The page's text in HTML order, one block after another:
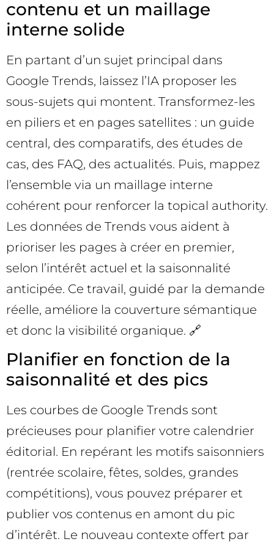
contenu et un maillage
interne solide
En partant d’un sujet principal dans
Google Trends, laissez l’IA proposer les
sous-sujets qui montent. Transformez-les
en piliers et en pages satellites : un guide
central, des comparatifs, des études de
cas, des FAQ, des actualités. Puis, mappez
l’ensemble via un maillage interne
cohérent pour renforcer la topical authority.
Les données de Trends vous aident à
prioriser les pages à créer en premier,
selon l’intérêt actuel et la saisonnalité
anticipée. Ce travail, guidé par la demande
réelle, améliore la couverture sémantique
et donc la visibilité organique. 🔗
Planifier en fonction de la
saisonnalité et des pics
Les courbes de Google Trends sont
précieuses pour planifier votre calendrier
éditorial. En repérant les motifs saisonniers
(rentrée scolaire, fêtes, soldes, grandes
compétitions), vous pouvez préparer et
publier vos contenus en amont du pic
d’intérêt. Le nouveau contexte offert par